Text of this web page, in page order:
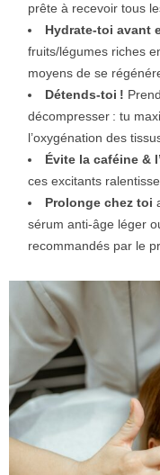
prête à recevoir tous
Hydrate-toi avant
fruits/légumes riches
moyens de se
Détends-toi !
décompresser : tu
l’oxygénation des
Évite la caféine &
ces excitants
Prolonge chez toi
sérum anti-âge léger
recommandés par le